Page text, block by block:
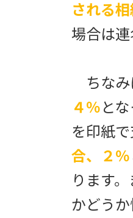
される
場合は
ちなみ
４％ と
を印紙
合、２％
ります
かどうか